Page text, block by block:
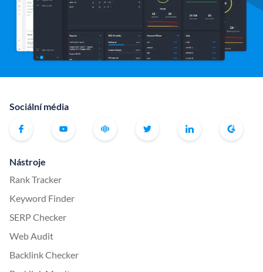
Sociální média
Nástroje
Rank Tracker
Keyword Finder
SERP Checker
Web Audit
Backlink Checker